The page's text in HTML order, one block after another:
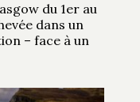
du 1er au
dans un
– face à un